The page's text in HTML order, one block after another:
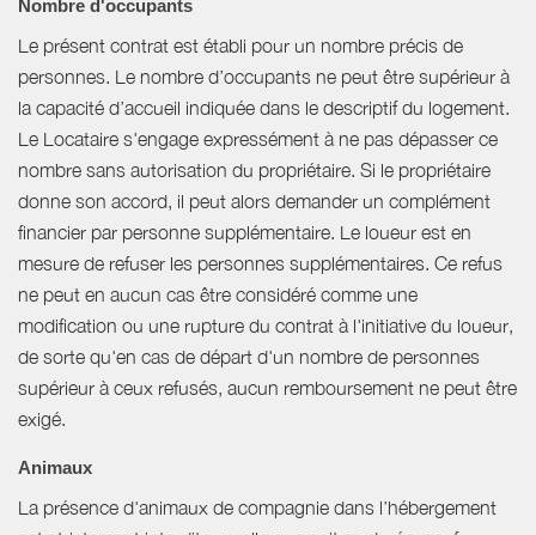
Nombre d'occupants
Le présent contrat est établi pour un nombre précis de
personnes. Le nombre d’occupants ne peut être supérieur à
la capacité d’accueil indiquée dans le descriptif du logement.
Le Locataire s'engage expressément à ne pas dépasser ce
nombre sans autorisation du propriétaire. Si le propriétaire
donne son accord, il peut alors demander un complément
financier par personne supplémentaire. Le loueur est en
mesure de refuser les personnes supplémentaires. Ce refus
ne peut en aucun cas être considéré comme une
modification ou une rupture du contrat à l'initiative du loueur,
de sorte qu'en cas de départ d'un nombre de personnes
supérieur à ceux refusés, aucun remboursement ne peut être
exigé.
Animaux
La présence d'animaux de compagnie dans l’hébergement